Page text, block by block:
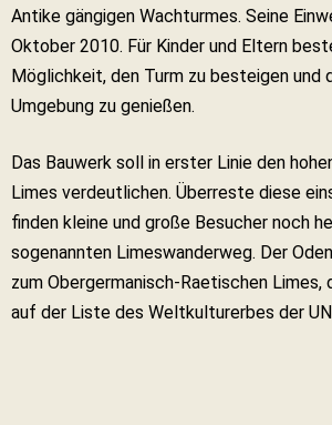
Antike gängigen Wachturmes. Seine
Oktober 2010. Für Kinder und Eltern
Möglichkeit, den Turm zu besteigen und
Umgebung zu genießen.
Das Bauwerk soll in erster Linie den
Limes verdeutlichen. Überreste diese
finden kleine und große Besucher noch
sogenannten Limeswanderweg. Der
zum Obergermanisch-Raetischen Limes,
auf der Liste des Weltkulturerbes der